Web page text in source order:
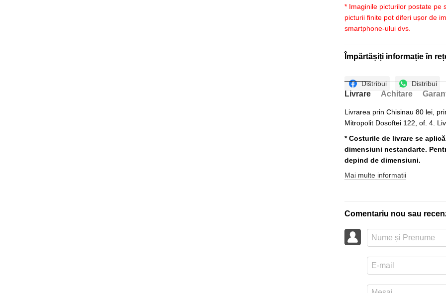
* Imaginile picturilor postate pe
picturii finite pot diferi ușor de
smartphone-ului dvs.
Împărtășiți informație în
Distribui Distribui
Livrare Achitare
Livrarea prin Chisinau 80 lei,
Mitropolit Dosoftei 122, of. 4.
* Costurile de livrare se
dimensiuni nestandarte.
depind de dimensiuni.
Mai multe informatii
Comentariu nou sau